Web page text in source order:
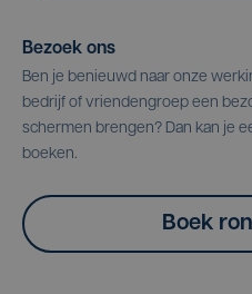
Bezoek ons
Ben je benieuwd naar onze
bedrijf of vriendengroep een
schermen brengen? Dan kan je
boeken.
Boek